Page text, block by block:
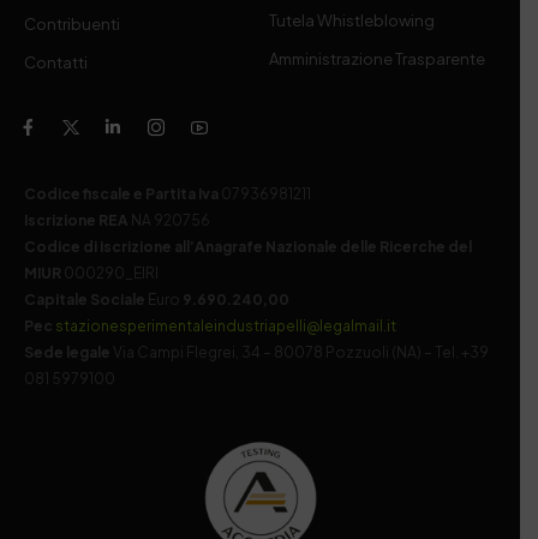
Contribuenti
Contatti
Tutela Whistleblowing
Amministrazione Trasparente
Codice fiscale e Partita Iva 07936981211
Iscrizione REA NA 920756
Codice di iscrizione all’Anagrafe Nazionale delle Ricerche del
MIUR 000290_EIRI
Capitale Sociale Euro 9.690.240,00
Pec stazionesperimentaleindustriapelli@legalmail.it
Sede legale
Via Campi Flegrei, 34 – 80078 Pozzuoli (NA) – Tel. +39
081 5979100